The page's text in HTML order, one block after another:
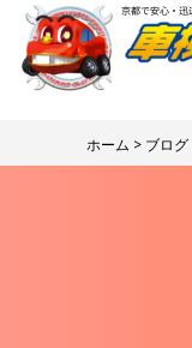
ホーム > ブログ